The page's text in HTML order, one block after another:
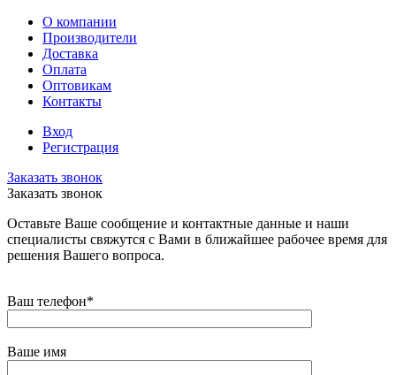
О компании
Производители
Доставка
Оплата
Оптовикам
Контакты
Вход
Регистрация
Заказать звонок
Заказать звонок
Оставьте Ваше сообщение и контактные данные и наши
специалисты свяжутся с Вами в ближайшее рабочее время для
решения Вашего вопроса.
Ваш телефон*
Ваше имя